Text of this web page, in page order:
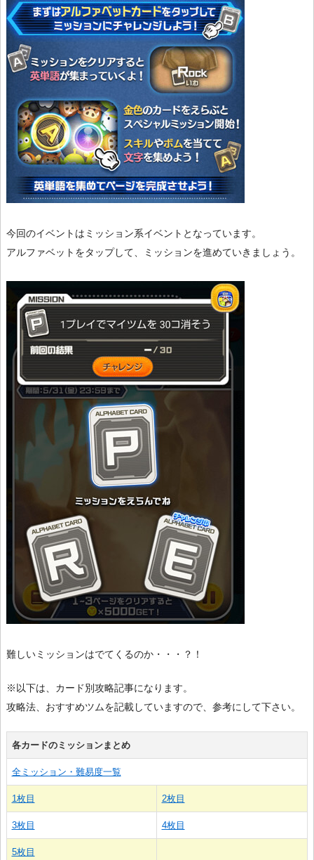
今回のイベントはミッション系イベントとなっています。
アルファベットをタップして、ミッションを進めていきましょう。
難しいミッションはでてくるのか・・・？！
※以下は、カード別攻略記事になります。
攻略法、おすすめツムを記載していますので、参考にして下さい。
各カードのミッションまとめ
全ミッション・難易度一覧
1枚目 2枚目
3枚目 4枚目
5枚目